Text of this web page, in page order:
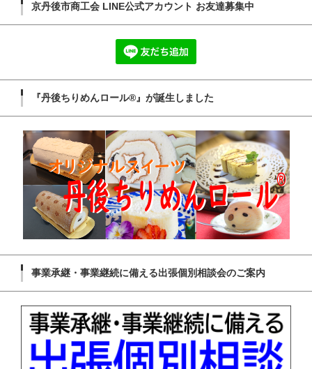
京丹後市商工会 LINE公式アカウント お友達募集中
『丹後ちりめんロール®』が誕生しました
事業承継・事業継続に備える出張個別相談会のご案内